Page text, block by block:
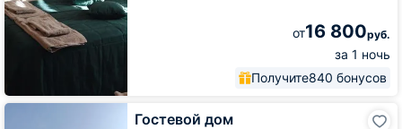
от16 800руб.
за 1 ночь
Получите840 бонусов
Гостевой дом
Гостевой